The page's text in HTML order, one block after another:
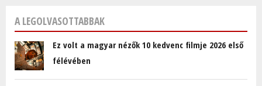
A LEGOLVASOTTABBAK
Ez volt a magyar nézők 10 kedvenc filmje 2026 első
félévében